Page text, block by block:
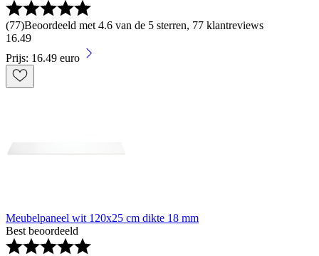
(77)Beoordeeld met 4.6 van de 5 sterren, 77 klantreviews
16.49
Prijs: 16.49 euro
Meubelpaneel wit 120x25 cm dikte 18 mm
Best beoordeeld